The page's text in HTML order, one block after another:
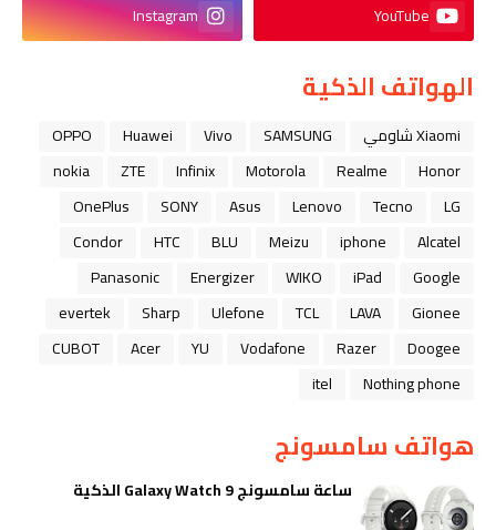
YouTube
Instagram
الهواتف الذكية
Xiaomi شاومي SAMSUNG
Vivo
Huawei
OPPO
Honor
Realme
Motorola
Infinix
ZTE
nokia
LG
Tecno
Lenovo
Asus
SONY
OnePlus
Alcatel
iphone
Meizu
BLU
HTC
Condor
Google
iPad
WIKO
Energizer
Panasonic
Gionee
LAVA
TCL
Ulefone
Sharp
evertek
Doogee
Razer
Vodafone
YU
Acer
CUBOT
Nothing phone
itel
هواتف سامسونج
ساعة سامسونج Galaxy Watch 9 الذكية